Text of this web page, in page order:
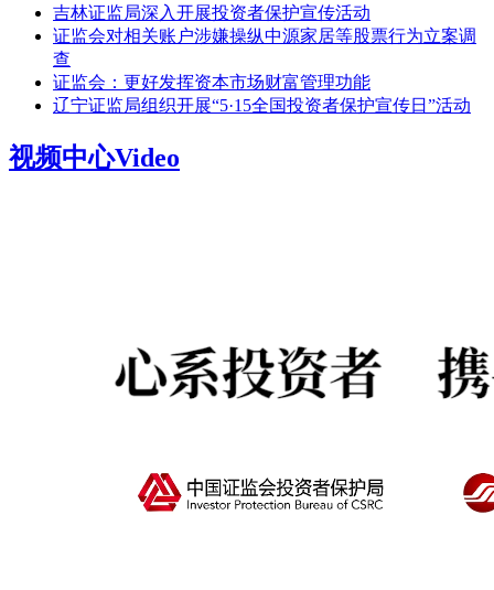
吉林证监局深入开展投资者保护宣传活动
证监会对相关账户涉嫌操纵中源家居等股票行为立案调
查
证监会：更好发挥资本市场财富管理功能
辽宁证监局组织开展“5·15全国投资者保护宣传日”活动
视频中心Video